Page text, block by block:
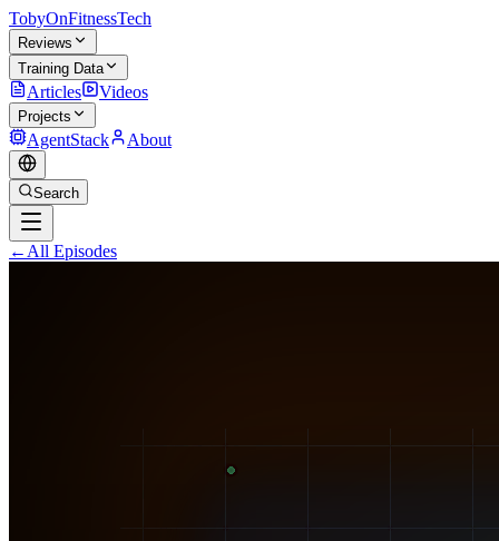
TobyOnFitnessTech
Reviews
Training Data
Articles Videos
Projects
AgentStack About
Search
← All Episodes